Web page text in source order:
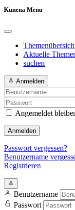
Kunena Menu
Aktuelle
suchen
Anmelden
Angemeldet
Anmelden
Passwort vergessen?
Benutzername
Registrieren
Benutzername
Passwort